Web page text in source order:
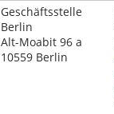
Geschäftsstelle
Berlin
Alt-Moabit 96 a
10559 Berlin